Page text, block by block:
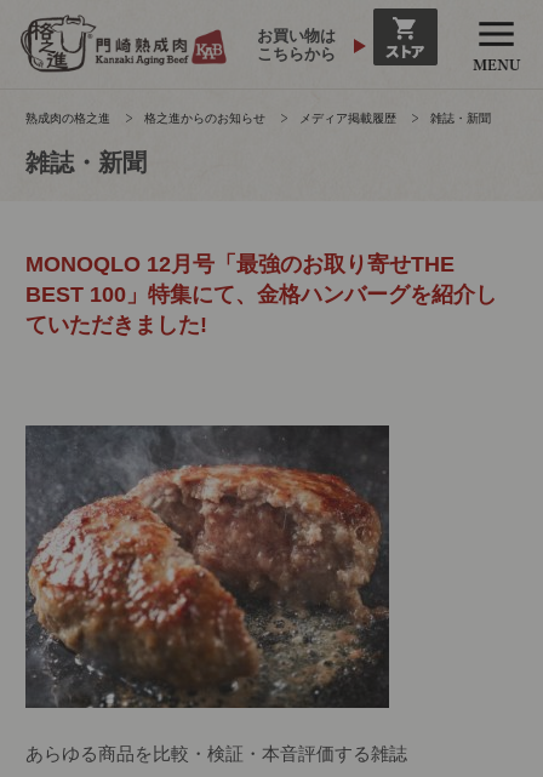
お買い物は
こちらから
熟成肉の格之進 格之進からのお知らせ メディア掲載履歴 雑誌・新聞
雑誌・新聞
MONOQLO 12月号「最強のお取り寄せTHE
BEST 100」特集にて、金格ハンバーグを紹介し
ていただきました!
あらゆる商品を比較・検証・本音評価する雑誌